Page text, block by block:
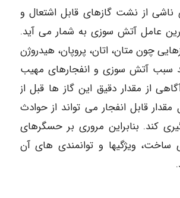
از نشت گازهای قابل اشتعال و
عامل آتش سوزی به شمار می آید.
چون متان، اتان، پروپان، هیدروژن
سبب آتش سوزی و انفجارهای مهیب
از مقدار دقیق این گاز ها قبل از
قابل انفجار می تواند از حوادث
کند. بنابراین مروری بر حسگرهای
ویژگیها و توانمندی های آن